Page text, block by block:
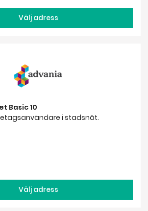
Välj adress
Basic 10
i stadsnät.
Välj adress